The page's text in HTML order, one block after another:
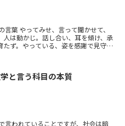
は動かじ。話し合い、耳を傾け、承
ず。やっている、姿を感謝で見守っ
と言う科目の本質